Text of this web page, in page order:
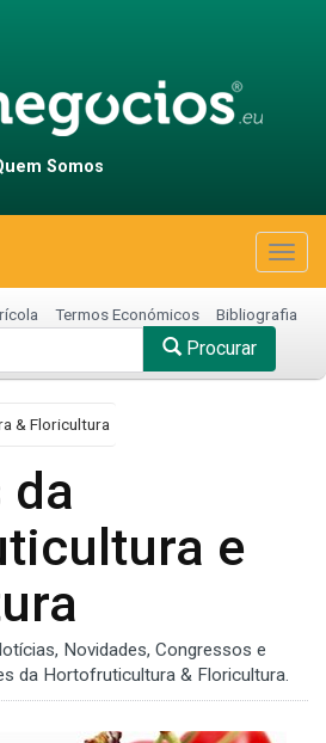
Somos
Termos Económicos Bibliografia
Procurar
& Floricultura
da
e
Novidades, Congressos e
da Hortofruticultura & Floricultura.